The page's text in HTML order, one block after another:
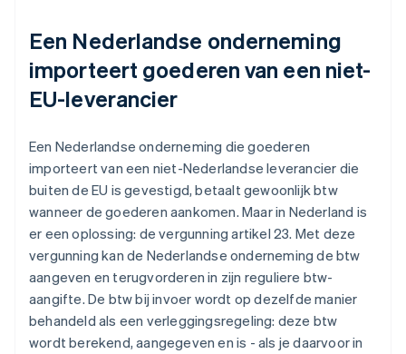
Een Nederlandse onderneming
importeert goederen van een niet-
EU-leverancier
Een Nederlandse onderneming die goederen
importeert van een niet-Nederlandse leverancier die
buiten de EU is gevestigd, betaalt gewoonlijk btw
wanneer de goederen aankomen. Maar in Nederland is
er een oplossing: de vergunning artikel 23. Met deze
vergunning kan de Nederlandse onderneming de btw
aangeven en terugvorderen in zijn reguliere btw-
aangifte. De btw bij invoer wordt op dezelfde manier
behandeld als een verleggingsregeling: deze btw
wordt berekend, aangegeven en is - als je daarvoor in